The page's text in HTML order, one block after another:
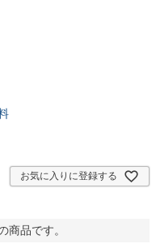
お気に入りに登録する
商品です。